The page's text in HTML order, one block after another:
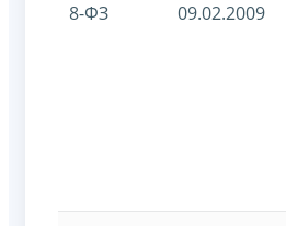
8-ФЗ 09.02.2009